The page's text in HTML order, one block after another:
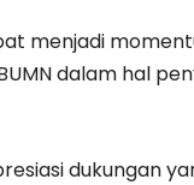
menjadi
dalam hal
dukungan